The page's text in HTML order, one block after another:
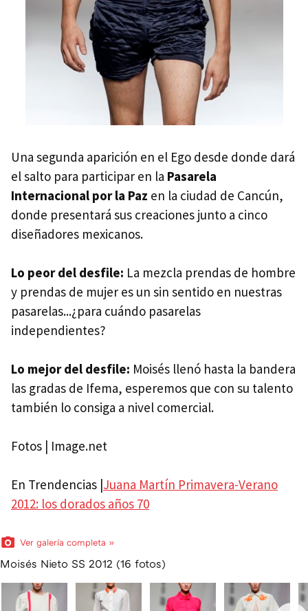
Una segunda aparición en el Ego desde donde dará
el salto para participar en la Pasarela
Internacional por la Paz en la ciudad de Cancún,
donde presentará sus creaciones junto a cinco
diseñadores mexicanos.
Lo peor del desfile: La mezcla prendas de hombre
y prendas de mujer es un sin sentido en nuestras
pasarelas...¿para cuándo pasarelas
independientes?
Lo mejor del desfile: Moisés llenó hasta la bandera
las gradas de Ifema, esperemos que con su talento
también lo consiga a nivel comercial.
Fotos | Image.net
En Trendencias |Juana Martín Primavera-Verano
2012: los dorados años 70
Ver galería completa »
Moisés Nieto SS 2012 (16 fotos)